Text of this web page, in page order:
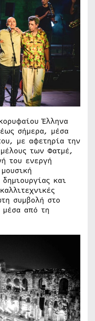
Έλληνα
σήμερα, μέσα
με αφετηρία την
των Φατμέ,
του ενεργή
και
συμβολή στο
μέσα από τη